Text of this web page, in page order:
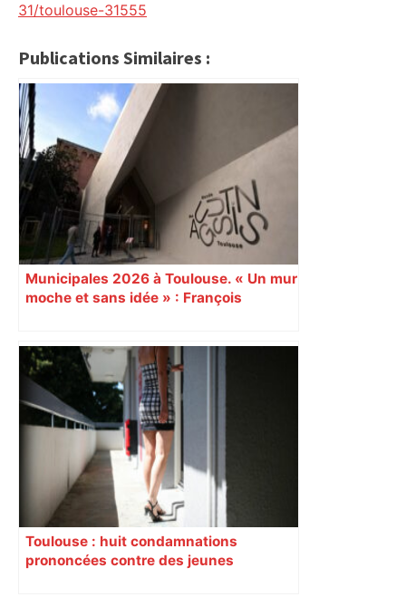
31/toulouse-31555
Publications Similaires :
Municipales 2026 à Toulouse. « Un mur
moche et sans idée » : François
Augustins
Toulouse : huit condamnations
prononcées contre des jeunes